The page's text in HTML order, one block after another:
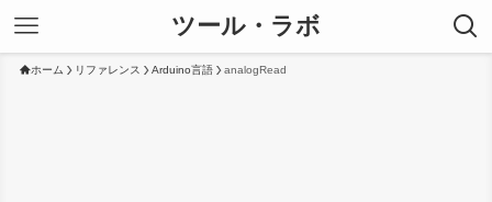
ツール・ラボ
ホーム リファレンス Arduino言語 analogRead